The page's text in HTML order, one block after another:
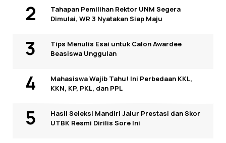
Tahapan Pemilihan Rektor UNM Segera
Dimulai, WR 3 Nyatakan Siap Maju
Tips Menulis Esai untuk Calon Awardee
Beasiswa Unggulan
Mahasiswa Wajib Tahu! Ini Perbedaan KKL,
KKN, KP, PKL, dan PPL
Hasil Seleksi Mandiri Jalur Prestasi dan Skor
UTBK Resmi Dirilis Sore Ini